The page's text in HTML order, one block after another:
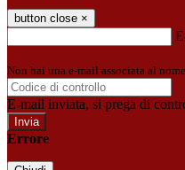
button close ×
Non hai una e-mail associata al
E-mail inviata, si prega di
Errore